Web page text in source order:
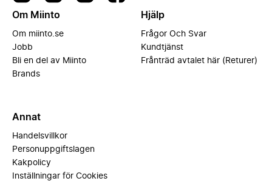
Om Miinto
Om miinto.se
Jobb
Bli en del av Miinto
Brands
Hjälp
Frågor Och Svar
Kundtjänst
Frånträd avtalet här (Returer)
Annat
Handelsvillkor
Personuppgiftslagen
Kakpolicy
Inställningar för Cookies